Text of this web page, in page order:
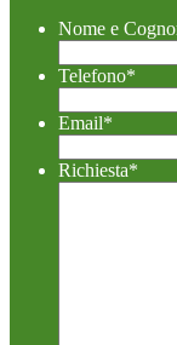
Nome e
Telefono*
Email*
Richiesta*